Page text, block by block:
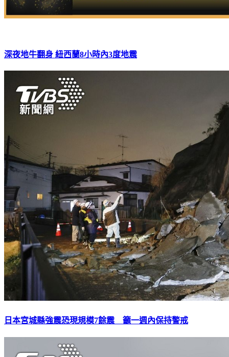
深夜地牛翻身 紐西蘭8小時內3度地震
日本宮城縣強震恐現規模7餘震 籲一週內保持警戒